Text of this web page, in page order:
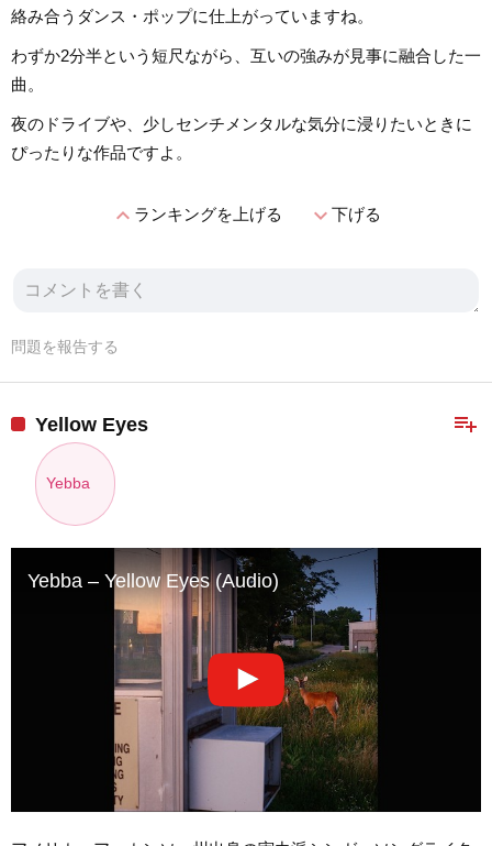
絡み合うダンス・ポップに仕上がっていますね。
わずか2分半という短尺ながら、互いの強みが見事に融合した一
曲。
夜のドライブや、少しセンチメンタルな気分に浸りたいときに
ぴったりな作品ですよ。
expand_lessランキングを上げる expand_more下げる
問題を報告する
playlist_add
Yellow Eyes
Yebba
Yebba – Yellow Eyes (Audio)